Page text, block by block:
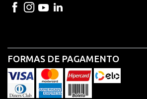
FORMAS DE PAGAMENTO